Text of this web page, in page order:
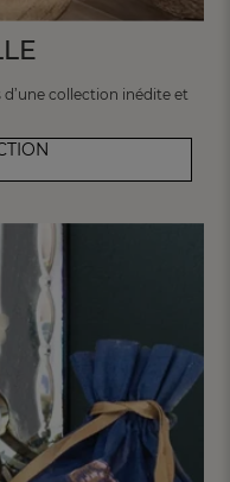
d’une collection inédite et